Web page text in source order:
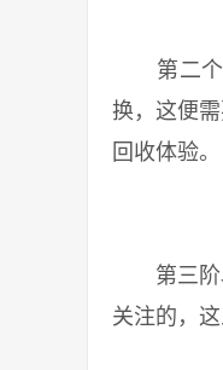
第二个阶
换，这便
回收体验。
第三阶段
关注的，